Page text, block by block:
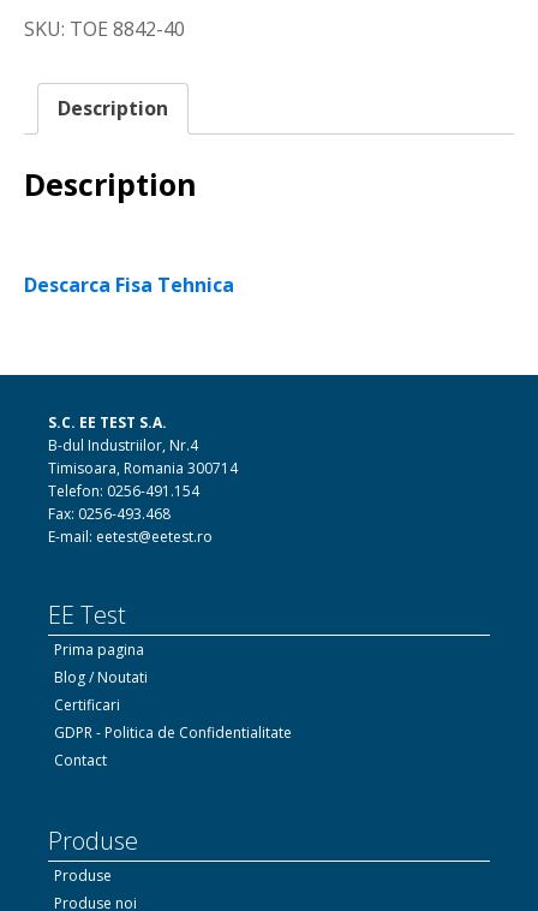
SKU: TOE 8842-40
Description
Description
Descarca Fisa Tehnica
S.C. EE TEST S.A.
B-dul Industriilor, Nr.4
Timisoara, Romania 300714
Telefon: 0256-491.154
Fax: 0256-493.468
E-mail: eetest@eetest.ro
EE Test
Prima pagina
Blog / Noutati
Certificari
GDPR - Politica de Confidentialitate
Contact
Produse
Produse
Produse noi